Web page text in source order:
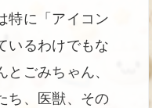
特に「アイコン
いるわけでもな
ごみちゃん、
ち、医獣、その